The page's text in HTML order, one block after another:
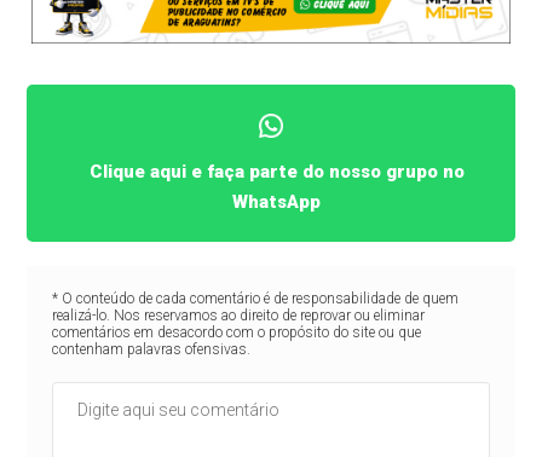
Clique aqui e faça parte do nosso grupo no
WhatsApp
* O conteúdo de cada comentário é de responsabilidade de quem
realizá-lo. Nos reservamos ao direito de reprovar ou eliminar
comentários em desacordo com o propósito do site ou que
contenham palavras ofensivas.